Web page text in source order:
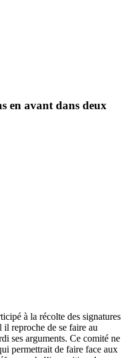
en avant dans deux
à la récolte des signatures
reproche de se faire au
ses arguments. Ce comité ne
permettrait de faire face aux